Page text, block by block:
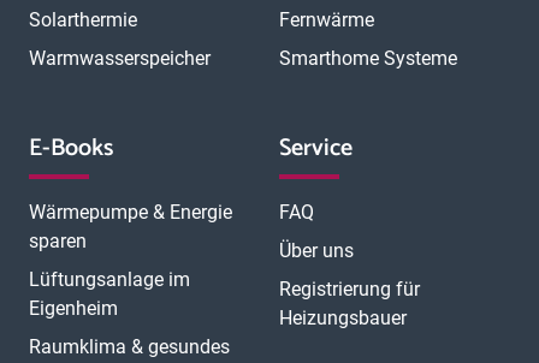
Solarthermie
Warmwasserspeicher
Fernwärme
Smarthome Systeme
E-Books
Wärmepumpe & Energie
sparen
Lüftungsanlage im
Eigenheim
Raumklima & gesundes
Service
FAQ
Über uns
Registrierung für
Heizungsbauer